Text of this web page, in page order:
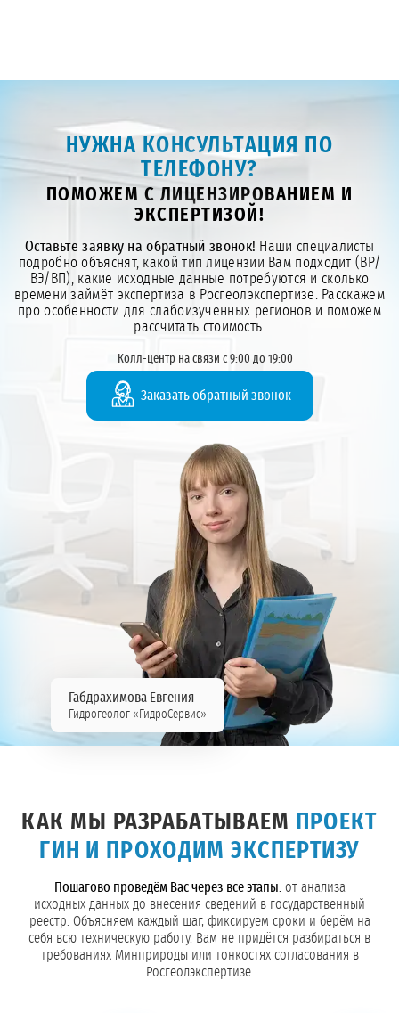
НУЖНА КОНСУЛЬТАЦИЯ ПО
ТЕЛЕФОНУ?
ПОМОЖЕМ С ЛИЦЕНЗИРОВАНИЕМ И
ЭКСПЕРТИЗОЙ!
Оставьте заявку на обратный звонок! Наши специалисты
подробно объяснят, какой тип лицензии Вам подходит (ВР/
ВЭ/ВП), какие исходные данные потребуются и сколько
времени займёт экспертиза в Росгеолэкспертизе. Расскажем
про особенности для слабоизученных регионов и поможем
рассчитать стоимость.
Колл-центр на связи с 9:00 до 19:00
Заказать обратный звонок
Габдрахимова Евгения
Гидрогеолог «ГидроСервис»
КАК МЫ РАЗРАБАТЫВАЕМ ПРОЕКТ
ГИН И ПРОХОДИМ ЭКСПЕРТИЗУ
Пошагово проведём Вас через все этапы:от анализа
исходных данных до внесения сведений в государственный
реестр. Объясняем каждый шаг, фиксируем сроки и берём на
себя всю техническую работу. Вам не придётся разбираться в
требованиях Минприроды или тонкостях согласования в
Росгеолэкспертизе.